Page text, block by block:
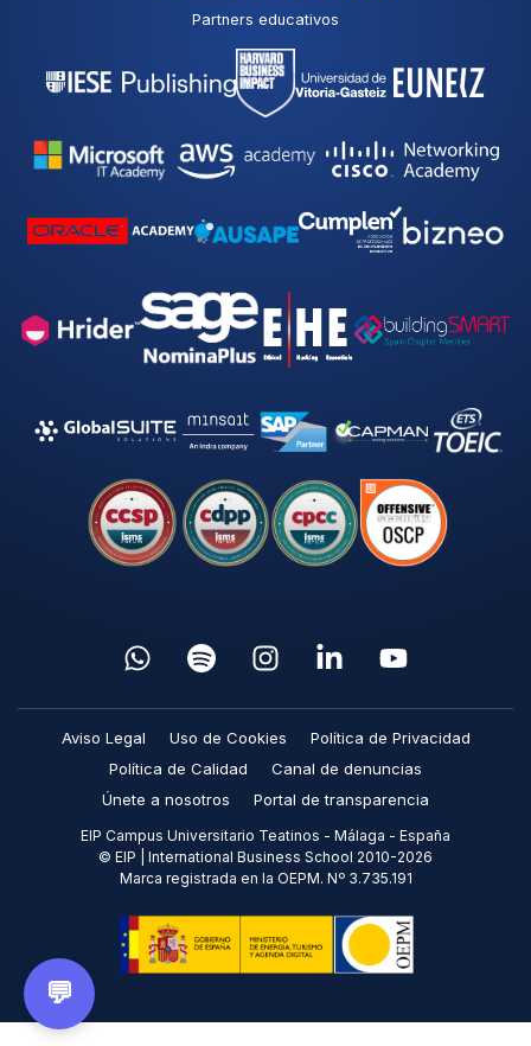
Partners educativos
Aviso Legal Uso de Cookies
Política de Privacidad
Política de Calidad
Canal de denuncias
Únete a nosotros
Portal de transparencia
EIP Campus Universitario Teatinos - Málaga - España
© EIP | International Business School 2010-2026
Marca registrada en la OEPM. Nº 3.735.191
💬